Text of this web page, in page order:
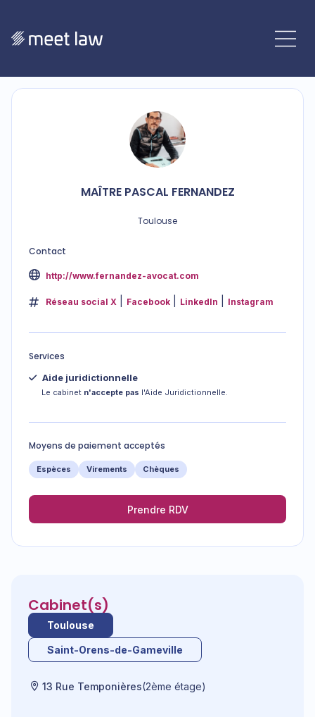
MAÎTRE PASCAL FERNANDEZ
Toulouse
Contact
http://www.fernandez-avocat.com
Réseau social X Facebook LinkedIn Instagram
Services
Aide juridictionnelle
Le cabinet n'accepte pas l'Aide Juridictionnelle.
Moyens de paiement acceptés
Espèces Virements Chèques
Prendre RDV
Cabinet(s)
Toulouse
Saint-Orens-de-Gameville
13 Rue Temponières(2ème étage)